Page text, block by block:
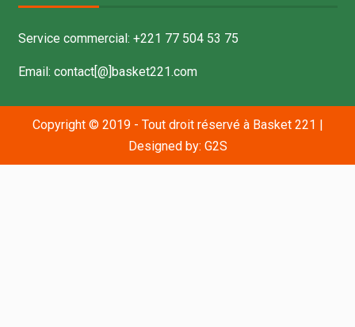
Service commercial: +221 77 504 53 75
Email: contact[@]basket221.com
Copyright © 2019 - Tout droit réservé à Basket 221 |
Designed by: G2S